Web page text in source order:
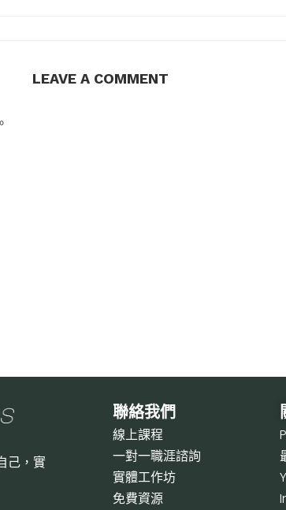
LEAVE A COMMENT
己，實
聯絡我們
線上課程
一對一職涯諮詢
實體工作坊
免費資源
P
Y
I